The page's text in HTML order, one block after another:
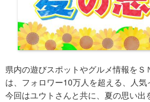
県内の遊びスポットやグルメ情報を
は、フォロワー10万人を超える、人気
今回はユウトさんと共に、夏の思い出